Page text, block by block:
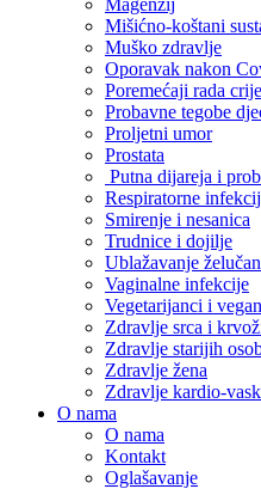
Mišićno-koštani
Muško zdravlje
Oporavak nakon
Poremećaji rada
Probavne tegobe
Proljetni umor
Prostata
Putna dijareja i
Respiratorne
Smirenje i nesanica
Trudnice i dojilje
Ublažavanje
Vaginalne infekcije
Vegetarijanci i
Zdravlje srca i
Zdravlje starijih
Zdravlje žena
Zdravlje kardio-
O nama
O nama
Kontakt
Oglašavanje